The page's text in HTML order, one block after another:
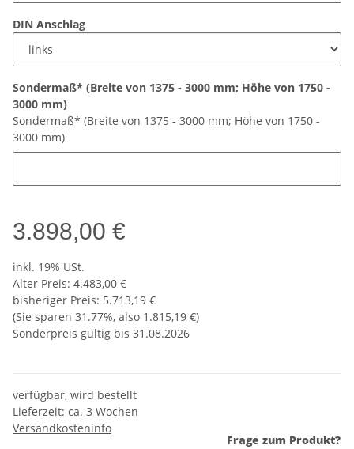
DIN Anschlag
Sondermaß* (Breite von 1375 - 3000 mm; Höhe von 1750 -
3000 mm)
Sondermaß* (Breite von 1375 - 3000 mm; Höhe von 1750 -
3000 mm)
3.898,00 €
inkl. 19% USt.
Alter Preis: 4.483,00 €
bisheriger Preis: 5.713,19 €
(Sie sparen 31.77%, also 1.815,19 €)
Sonderpreis gültig bis 31.08.2026
verfügbar, wird bestellt
Lieferzeit: ca. 3 Wochen
Versandkosteninfo
Frage zum Produkt?